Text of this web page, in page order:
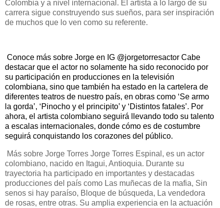
Colombia y a nivel internacional. El artista a lo largo de su
carrera sigue construyendo sus sueños, para ser inspiración
de muchos que lo ven como su referente.
Conoce más sobre Jorge en IG @jorgetorresactor Cabe
destacar que el actor no solamente ha sido reconocido por
su participación en producciones en la televisión
colombiana, sino que también ha estado en la cartelera de
diferentes teatros de nuestro país, en obras como ‘Se armo
la gorda’, ‘Pinocho y el principito’ y ‘Distintos fatales’. Por
ahora, el artista colombiano seguirá llevando todo su talento
a escalas internacionales, donde cómo es de costumbre
seguirá conquistando los corazones del público.
Más sobre Jorge Torres Jorge Torres Espinal, es un actor
colombiano, nacido en Itagui, Antioquia. Durante su
trayectoria ha participado en importantes y destacadas
producciones del país como Las muñecas de la mafia, Sin
senos si hay paraíso, Bloque de búsqueda, La vendedora
de rosas, entre otras. Su amplia experiencia en la actuación